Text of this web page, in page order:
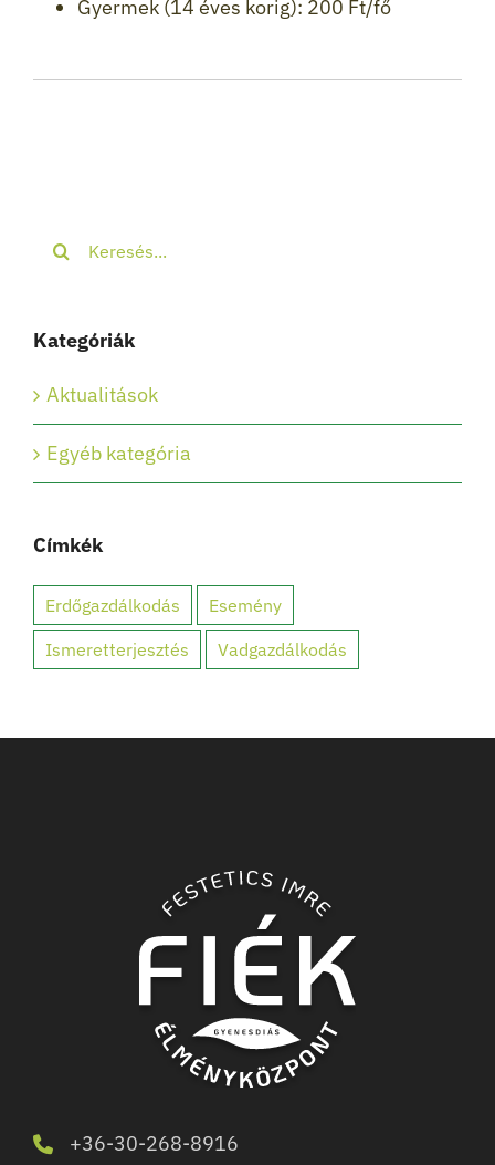
Gyermek (14 éves korig): 200 Ft/fő
Keresés...
Kategóriák
Aktualitások
Egyéb kategória
Címkék
Erdőgazdálkodás
Esemény
Ismeretterjesztés
Vadgazdálkodás
+36-30-268-8916